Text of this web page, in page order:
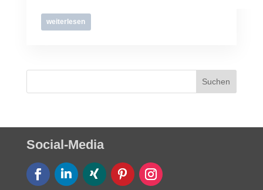
weiterlesen
Social-Media